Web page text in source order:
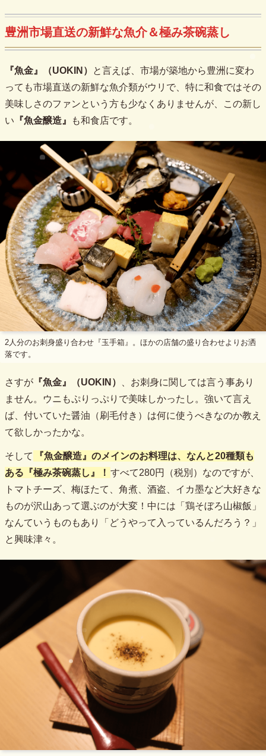
豊洲市場直送の新鮮な魚介＆極み茶碗蒸し
『魚金』（UOKIN）
と言えば、市場が築地から豊洲に変わ
っても市場直送の新鮮な魚介類がウリで、特に和食ではその
美味しさのファンという方も少なくありませんが、この新し
い 『魚金醸造』 も和食店です。
2人分のお刺身盛り合わせ『玉手箱』。ほかの店舗の盛り合わせよりお洒
落です。
さすが 『魚金』（UOKIN）
、お刺身に関しては言う事あり
ません。ウニもぷりっぷりで美味しかったし。強いて言え
ば、付いていた醤油（刷毛付き）は何に使うべきなのか教え
て欲しかったかな。
そして 『魚金醸造』 のメインのお料理は、なんと20種類も
ある『極み茶碗蒸し』！ すべて280円（税別）なのですが、
トマトチーズ、梅ほたて、角煮、酒盗、イカ墨など大好きな
ものが沢山あって選ぶのが大変！中には「鶏そぼろ山椒飯」
なんていうものもあり「どうやって入っているんだろう？」
と興味津々。